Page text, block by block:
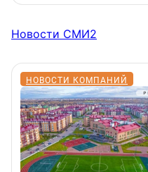
Новости СМИ2
НОВОСТИ КОМПАНИЙ